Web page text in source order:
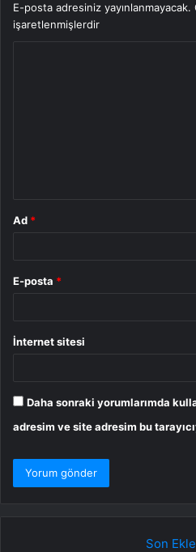
E-posta adresiniz yayınlanmayacak.
işaretlenmişlerdir
Ad *
E-posta *
İnternet sitesi
Daha sonraki yorumlarımda
adresim ve site adresim bu
Son